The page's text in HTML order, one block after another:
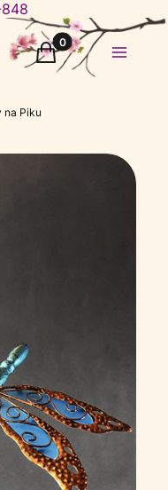
się Produkty w
Koszyk Menu
na Piku